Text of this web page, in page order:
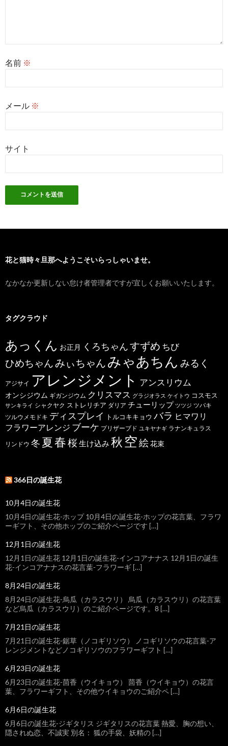
名前 ※
メール ※
サイト
花と猫時々旦那へようこそいらっしゃいませ。
なかなか更新しない怠け者管理者ですが宜しくお願いいたします。
タグクラウド
あっくん お正月 くろちゃんすずめ ちび
ひめちゃんみぃちゃん みゃあちん みるく
アジサイ アレンジメント アンスリウム
オンシジウム ギガンジウム クリスマス グラジオラス ケイトウ コスモス
サンキライ シャクヤク ストレリチア ダリア チューリップ ツツジ ツバキ
ツルウメモドキ ディスプレイ トルコキキョウ バラ ヒマワリ
フラワーアレンジ ブーケ プリザーブド ユキヤナギ ラナンキュラス
リンドウ 冬 夏春桜生け込み 秋 空絵花束
366日の誕生花
10月4日の誕生花
10月4日の誕生花-ホップ 10月4日の誕生花-ホップの花言葉、フラワ
ーギフト、その他ホップのご紹介ページです […]
12月1日の誕生花
12月1日の誕生花 12月1日の誕生花-インコアナナス 12月1日の誕生
花-インコアナナスの花言葉-フラワーギ […]
8月24日の誕生花
8月24日の誕生花-烏瓜（カラスウリ） 烏瓜（カラスウリ）の花言葉
など烏瓜（カラスウリ）のご紹介ページです。8 […]
7月21日の誕生花
7月21日の誕生花-鋸草（ノコギリソウ） ノコギリソウの花言葉-ア
レンジメントなどノコギリソウのフラワーギフト […]
6月23日の誕生花
6月23日の誕生花-茴香（ウイキョウ） 茴香（ウイキョウ）の花言
葉、フラワーギフト、その他ウイキョウのご紹介ペ […]
6月6日の誕生花
6月6日の誕生花-ジギタリス ジギタリスの花言葉 熱愛、胸の想い、
隠されぬ恋、不誠実 別名： 狐の手袋、妖精の […]